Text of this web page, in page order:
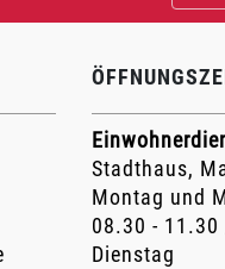
Stadthaus,
Montag und
08.30 -
Dienstag